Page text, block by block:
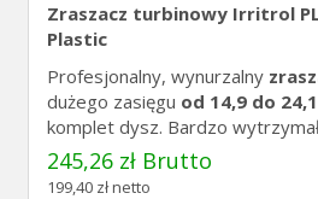
Zraszacz turbinowy Irritrol
Plastic
Profesjonalny, wynurzalny
dużego zasięgu od 14,9 do
komplet dysz. Bardzo
245,26 zł Brutto
199,40 zł netto